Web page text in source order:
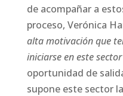
de acompañar a
proceso, Verónica
alta motivación que
iniciarse en este
oportunidad de
supone este sector